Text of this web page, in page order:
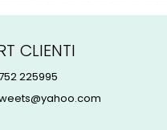
CLIENTI
225995